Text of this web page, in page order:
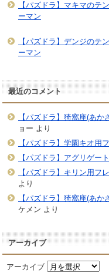
【パズドラ】マキマのテ
ーマン
【パズドラ】デンジのテ
ーマン
最近のコメント
【パズドラ】猗窩座(あ
ョー より
【パズドラ】学園キオ用
【パズドラ】アグリゲー
【パズドラ】キリン用フ
より
【パズドラ】猗窩座(あ
ケメン より
アーカイブ
アーカイブ